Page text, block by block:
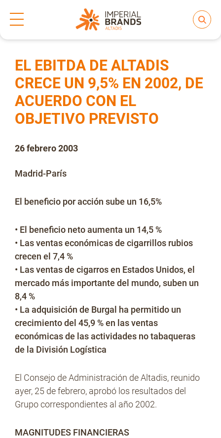
Nuestras Marcas
Regulación
No Contrabando
Prensa
Contacto
Inicio Notas de prensa
EL EBITDA DE ALTADIS
CRECE UN 9,5% EN 2002, DE
ACUERDO CON EL
OBJETIVO PREVISTO
26 febrero 2003
Madrid-París
El beneficio por acción sube un 16,5%
• El beneficio neto aumenta un 14,5 %
• Las ventas económicas de cigarrillos rubios
crecen el 7,4 %
• Las ventas de cigarros en Estados Unidos, el
mercado más importante del mundo, suben un
8,4 %
• La adquisición de Burgal ha permitido un
crecimiento del 45,9 % en las ventas
económicas de las actividades no tabaqueras
de la División Logística
El Consejo de Administración de Altadis, reunido
ayer, 25 de febrero, aprobó los resultados del
Grupo correspondientes al año 2002.
MAGNITUDES FINANCIERAS